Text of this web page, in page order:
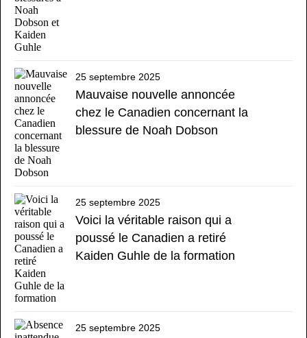
25 septembre 2025
Mauvaise nouvelle annoncée
chez le Canadien concernant la
blessure de Noah Dobson
25 septembre 2025
Voici la véritable raison qui a
poussé le Canadien a retiré
Kaiden Guhle de la formation
25 septembre 2025